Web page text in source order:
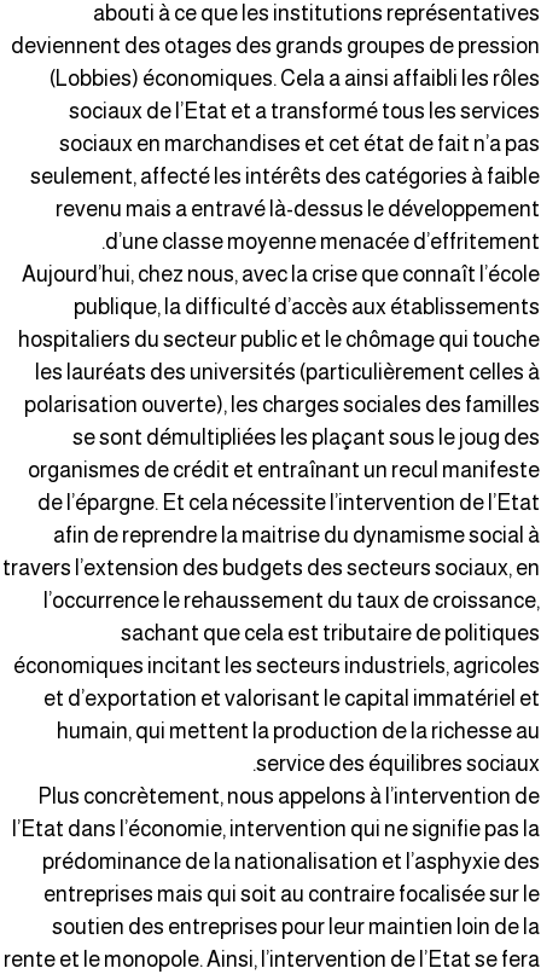
abouti à ce que les institutions
deviennent des otages des grands groupes de
(Lobbies) économiques. Cela a ainsi affaibli les
sociaux de l’Etat et a transformé tous les
sociaux en marchandises et cet état de fait n’a
seulement, affecté les intérêts des catégories à
revenu mais a entravé là-dessus le
d’une classe moyenne menacée
Aujourd’hui, chez nous, avec la crise que connaît
publique, la difficulté d’accès aux
hospitaliers du secteur public et le chômage qui
les lauréats des universités (particulièrement celles
polarisation ouverte), les charges sociales des
se sont démultipliées les plaçant sous le joug
organismes de crédit et entraînant un recul
de l’épargne. Et cela nécessite l’intervention de
afin de reprendre la maitrise du dynamisme social
travers l’extension des budgets des secteurs sociaux,
l’occurrence le rehaussement du taux de
sachant que cela est tributaire de
économiques incitant les secteurs industriels,
et d’exportation et valorisant le capital immatériel
humain, qui mettent la production de la richesse
service des équilibres
Plus concrètement, nous appelons à l’intervention
l’Etat dans l’économie, intervention qui ne signifie pas
prédominance de la nationalisation et l’asphyxie
entreprises mais qui soit au contraire focalisée sur
soutien des entreprises pour leur maintien loin de
rente et le monopole. Ainsi, l’intervention de l’Etat se